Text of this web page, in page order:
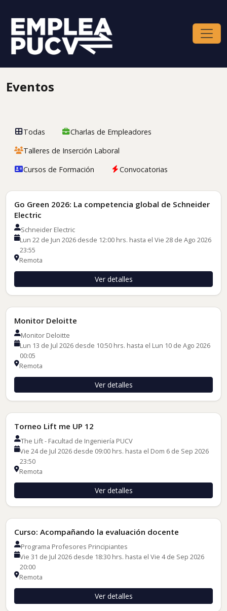
Eventos
Todas
Charlas de Empleadores
Talleres de Inserción Laboral
Cursos de Formación
Convocatorias
Convocatorias
Go Green 2026: La competencia global de Schneider
Electric
Schneider Electric
Lun 22 de Jun 2026 desde 12:00 hrs. hasta el Vie 28 de Ago 2026
23:55
Remota
Ver detalles
Convocatorias
Monitor Deloitte
Monitor Deloitte
Lun 13 de Jul 2026 desde 10:50 hrs. hasta el Lun 10 de Ago 2026
00:05
Remota
Ver detalles
Convocatorias
Torneo Lift me UP 12
The Lift - Facultad de Ingeniería PUCV
Vie 24 de Jul 2026 desde 09:00 hrs. hasta el Dom 6 de Sep 2026
23:50
Remota
Ver detalles
Cursos de Formación
Curso: Acompañando la evaluación docente
Programa Profesores Principiantes
Vie 31 de Jul 2026 desde 18:30 hrs. hasta el Vie 4 de Sep 2026
20:00
Remota
Ver detalles